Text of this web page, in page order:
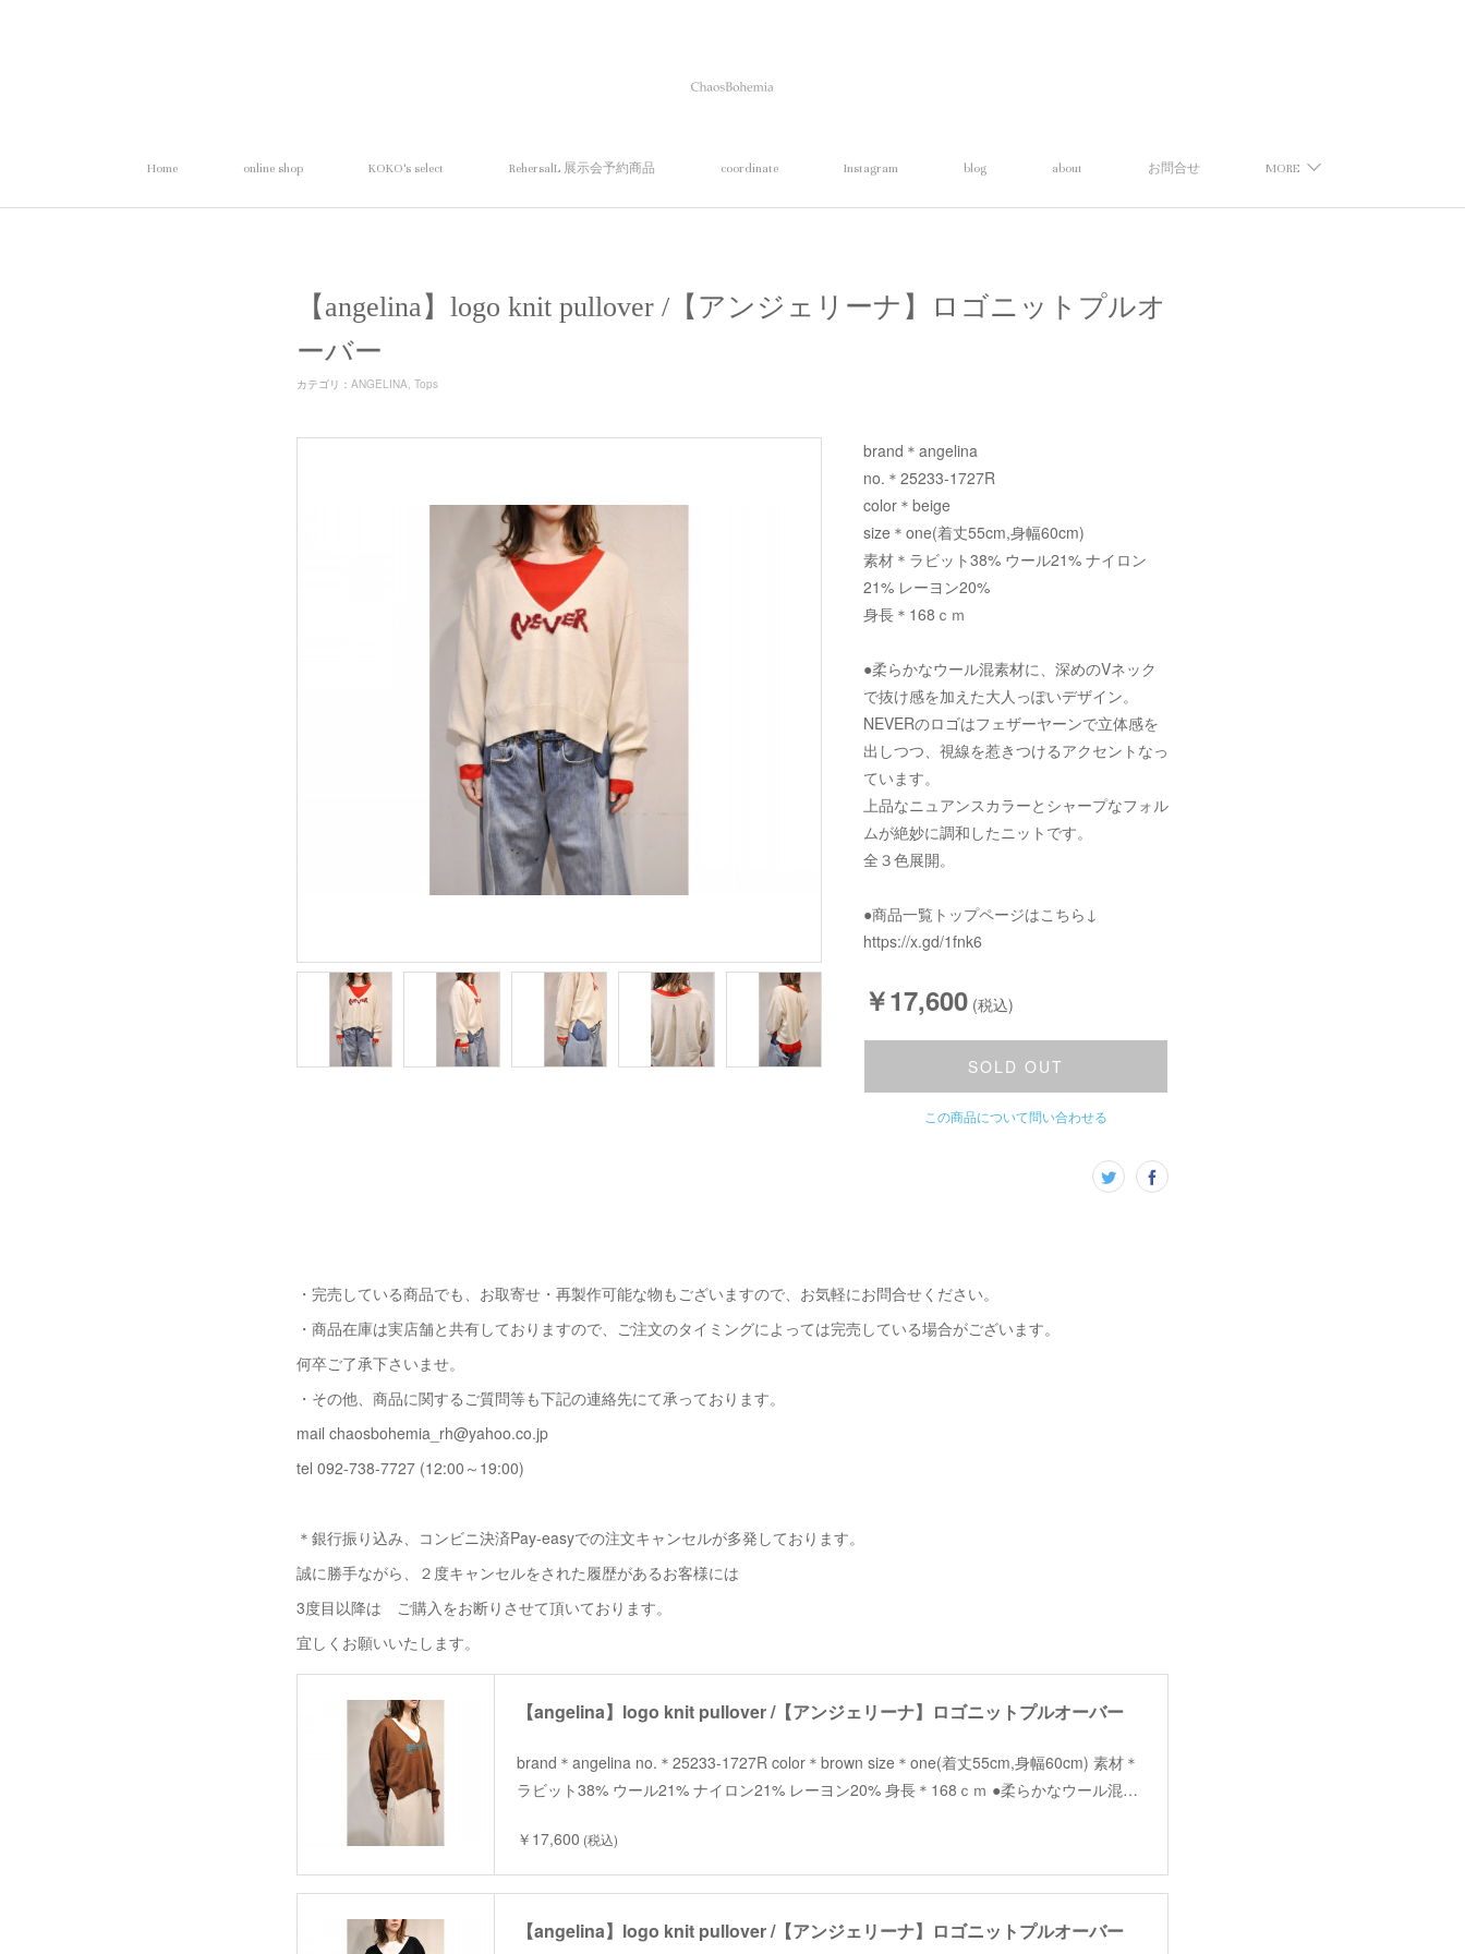
Home online shop KOKO's select RehersalL 展示会予約商品 coordinate Instagram blog about お問合せ MORE
【angelina】logo knit pullover /【アンジェリーナ】ロゴニットプルオ
ーバー
カテゴリ ： ANGELINA Tops
brand＊angelina
no.＊25233-1727R
color＊beige
size＊one(着丈55cm,身幅60cm)
素材＊ラビット38% ウール21% ナイロン
21% レーヨン20%
身長＊168ｃｍ
●柔らかなウール混素材に、深めのVネック
で抜け感を加えた大人っぽいデザイン。
NEVERのロゴはフェザーヤーンで立体感を
出しつつ、視線を惹きつけるアクセントなっ
ています。
上品なニュアンスカラーとシャープなフォル
ムが絶妙に調和したニットです。
全３色展開。
●商品一覧トップページはこちら↓
https://x.gd/1fnk6
￥17,600 (税込)
SOLD OUT
この商品について問い合わせる
・完売している商品でも、お取寄せ・再製作可能な物もございますので、お気軽にお問合せください。
・商品在庫は実店舗と共有しておりますので、ご注文のタイミングによっては完売している場合がございます。
何卒ご了承下さいませ。
・その他、商品に関するご質問等も下記の連絡先にて承っております。
mail chaosbohemia_rh@yahoo.co.jp
tel 092-738-7727 (12:00～19:00)
＊銀行振り込み、コンビニ決済Pay-easyでの注文キャンセルが多発しております。
誠に勝手ながら、２度キャンセルをされた履歴があるお客様には
3度目以降は ご購入をお断りさせて頂いております。
宜しくお願いいたします。
【angelina】logo knit pullover /【アンジェリーナ】ロゴニットプルオーバー
brand＊angelina no.＊25233-1727R color＊brown size＊one(着丈55cm,身幅60cm) 素材＊
ラビット38% ウール21% ナイロン21% レーヨン20% 身長＊168ｃｍ ●柔らかなウール混…
￥17,600 (税込)
【angelina】logo knit pullover /【アンジェリーナ】ロゴニットプルオーバー